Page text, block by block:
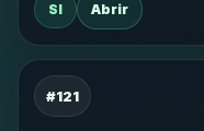
SI Abrir
#121